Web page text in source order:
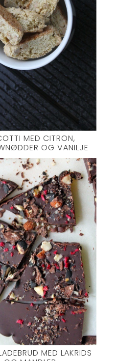
MED CITRON,
OG VANILJE
MED LAKRIDS